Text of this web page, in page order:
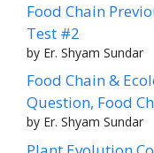
Food Chain
Test #2
by Er. Shyam Sundar
Food Chain &
Question, Food
by Er. Shyam Sundar